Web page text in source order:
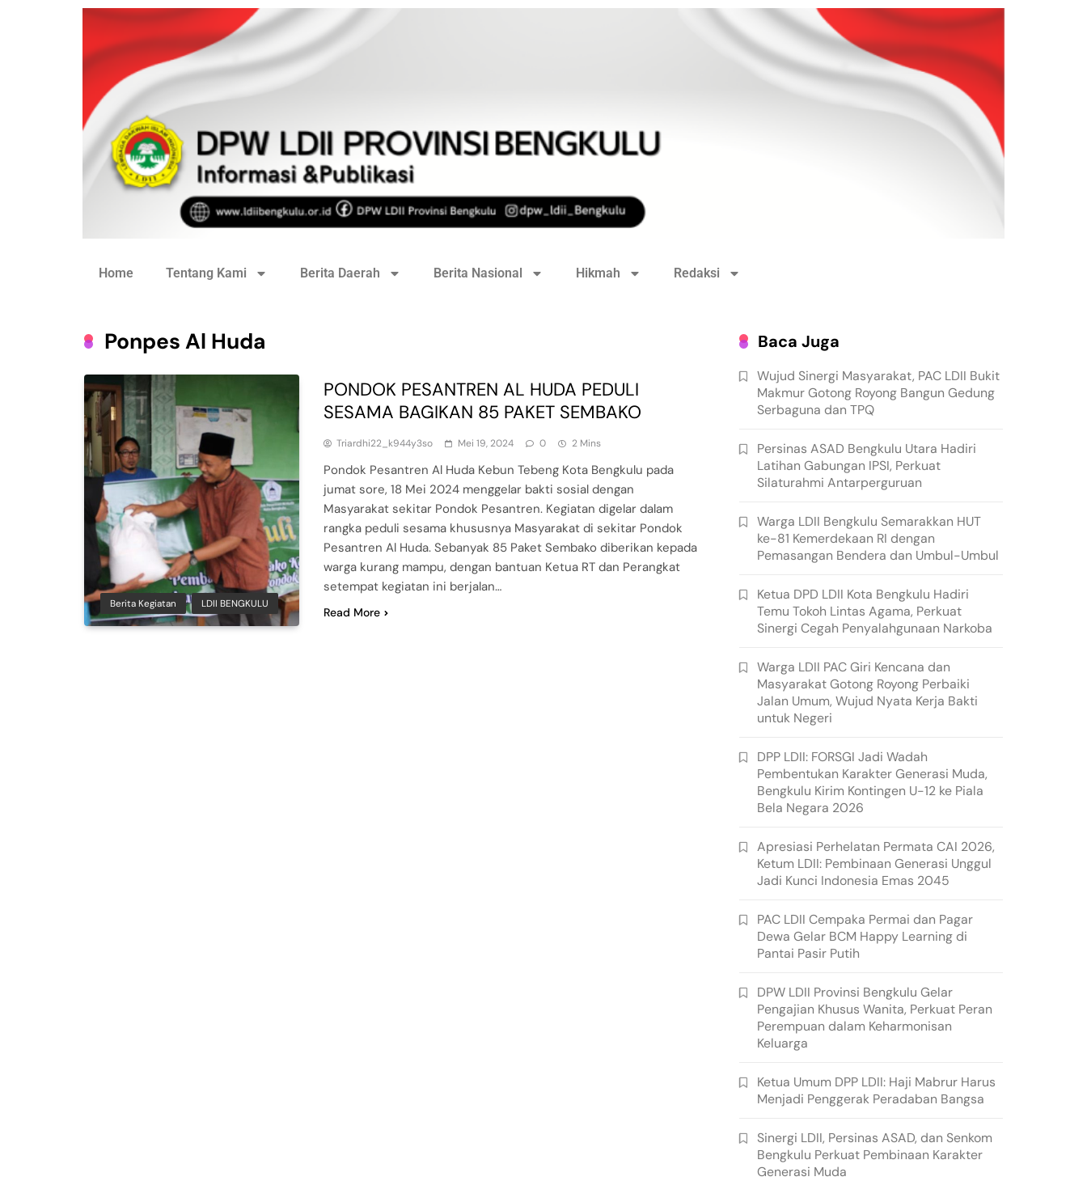
Home Tentang Kami Berita Daerah Berita Nasional Hikmah Redaksi
Ponpes Al Huda
Berita Kegiatan LDII BENGKULU
PONDOK PESANTREN AL HUDA PEDULI
SESAMA BAGIKAN 85 PAKET SEMBAKO
Triardhi22_k944y3so Mei 19, 2024 0 2 Mins
Pondok Pesantren Al Huda Kebun Tebeng Kota Bengkulu pada
jumat sore, 18 Mei 2024 menggelar bakti sosial dengan
Masyarakat sekitar Pondok Pesantren. Kegiatan digelar dalam
rangka peduli sesama khususnya Masyarakat di sekitar Pondok
Pesantren Al Huda. Sebanyak 85 Paket Sembako diberikan kepada
warga kurang mampu, dengan bantuan Ketua RT dan Perangkat
setempat kegiatan ini berjalan…
Read More
Baca Juga
Wujud Sinergi Masyarakat, PAC LDII Bukit
Makmur Gotong Royong Bangun Gedung
Serbaguna dan TPQ
Persinas ASAD Bengkulu Utara Hadiri
Latihan Gabungan IPSI, Perkuat
Silaturahmi Antarperguruan
Warga LDII Bengkulu Semarakkan HUT
ke-81 Kemerdekaan RI dengan
Pemasangan Bendera dan Umbul-Umbul
Ketua DPD LDII Kota Bengkulu Hadiri
Temu Tokoh Lintas Agama, Perkuat
Sinergi Cegah Penyalahgunaan Narkoba
Warga LDII PAC Giri Kencana dan
Masyarakat Gotong Royong Perbaiki
Jalan Umum, Wujud Nyata Kerja Bakti
untuk Negeri
DPP LDII: FORSGI Jadi Wadah
Pembentukan Karakter Generasi Muda,
Bengkulu Kirim Kontingen U-12 ke Piala
Bela Negara 2026
Apresiasi Perhelatan Permata CAI 2026,
Ketum LDII: Pembinaan Generasi Unggul
Jadi Kunci Indonesia Emas 2045
PAC LDII Cempaka Permai dan Pagar
Dewa Gelar BCM Happy Learning di
Pantai Pasir Putih
DPW LDII Provinsi Bengkulu Gelar
Pengajian Khusus Wanita, Perkuat Peran
Perempuan dalam Keharmonisan
Keluarga
Ketua Umum DPP LDII: Haji Mabrur Harus
Menjadi Penggerak Peradaban Bangsa
Sinergi LDII, Persinas ASAD, dan Senkom
Bengkulu Perkuat Pembinaan Karakter
Generasi Muda